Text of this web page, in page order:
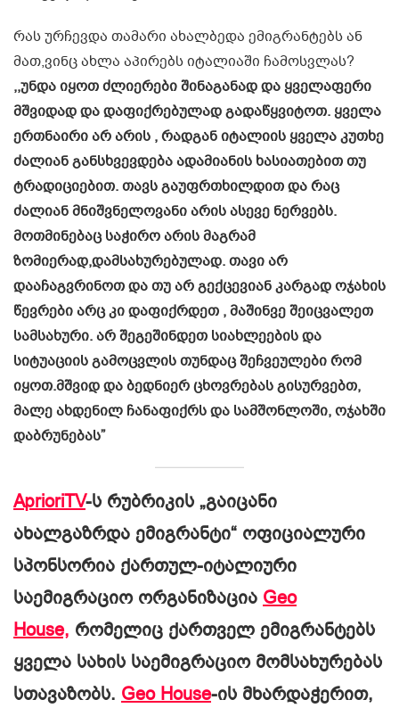
რას ურჩევდა თამარი ახალბედა ემიგრანტებს ან
მათ,ვინც ახლა აპირებს იტალიაში ჩამოსვლას?
,,უნდა იყოთ ძლიერები შინაგანად და ყველაფერი
მშვიდად და დაფიქრებულად გადაწყვიტოთ. ყველა
ერთნაირი არ არის , რადგან იტალიის ყველა კუთხე
ძალიან განსხვევდება ადამიანის ხასიათებით თუ
ტრადიციებით. თავს გაუფრთხილდით და რაც
ძალიან მნიშვნელოვანი არის ასევე ნერვებს.
მოთმინებაც საჭირო არის მაგრამ
ზომიერად,დამსახურებულად. თავი არ
დააჩაგვრინოთ და თუ არ გექცევიან კარგად ოჯახის
წევრები არც კი დაფიქრდეთ , მაშინვე შეიცვალეთ
სამსახური. არ შეგეშინდეთ სიახლეების და
სიტუაციის გამოცვლის თუნდაც შეჩვეულები რომ
იყოთ.მშვიდ და ბედნიერ ცხოვრებას გისურვებთ,
მალე ახდენილ ჩანაფიქრს და სამშონლოში, ოჯახში
დაბრუნებას”
AprioriTV-ს რუბრიკის „გაიცანი
ახალგაზრდა ემიგრანტი“ ოფიციალური
სპონსორია ქართულ-იტალიური
საემიგრაციო ორგანიზაცია Geo
House, რომელიც ქართველ ემიგრანტებს
ყველა სახის საემიგრაციო მომსახურებას
სთავაზობს. Geo House-ის მხარდაჭერით,